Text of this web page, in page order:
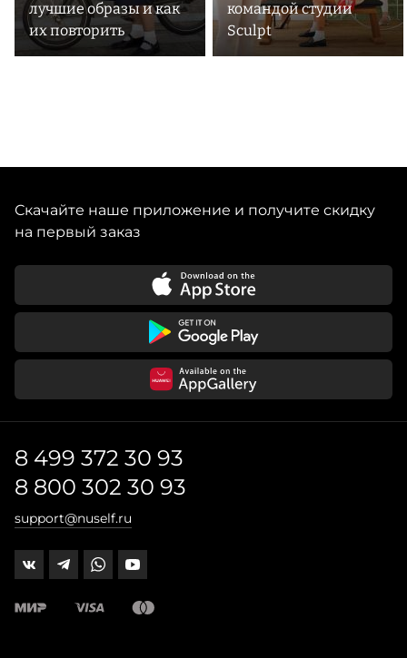
лучшие образы и как
их повторить
командой студии
Sculpt
Скачайте наше приложение и получите скидку
на первый заказ
8 499 372 30 93
8 800 302 30 93
support@nuself.ru